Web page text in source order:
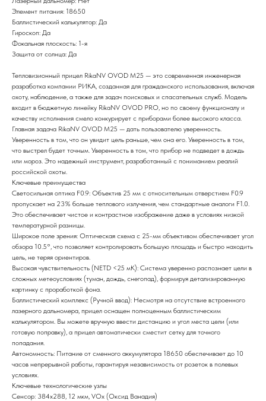
Элемент питания: 18650
Баллистический калькулятор: Да
Гироскоп: Да
Фокальная плоскость: 1-я
Защита от солнца: Да
Тепловизионный прицел RikaNV OVOD M25 — это современная инженерная
разработка компании РИКА, созданная для гражданского использования, включая
охоту, наблюдение, а также для задач поисковых и спасательных служб. Модель
входит в бюджетную линейку RikaNV OVOD PRO, но по своему функционалу и
качеству исполнения смело конкурирует с приборами более высокого класса.
Главная задача RikaNV OVOD M25 — дать пользователю уверенность.
Уверенность в том, что он увидит цель раньше, чем она его. Уверенность в том,
что выстрел будет точным. Уверенность в том, что прибор не подведет в дождь
или мороз. Это надежный инструмент, разработанный с пониманием реалий
российской охоты.
Ключевые преимущества
Светосильная оптика F0.9: Объектив 25 мм с относительным отверстием F0.9
пропускает на 23% больше теплового излучения, чем стандартные аналоги F1.0.
Это обеспечивает чистое и контрастное изображение даже в условиях низкой
температурной разницы.
Широкое поле зрения: Оптическая схема с 25-мм объективом обеспечивает угол
обзора 10.5°, что позволяет контролировать большую площадь и быстро находить
цель, не теряя ориентиров.
Высокая чувствительность (NETD <25 мК): Система уверенно распознает цели в
сложных метеоусловиях (туман, дождь, снегопад), формируя детализированную
картинку с проработкой фона.
Баллистический комплекс (Ручной ввод): Несмотря на отсутствие встроенного
лазерного дальномера, прицел оснащен полноценным баллистическим
калькулятором. Вы можете вручную ввести дистанцию и угол места цели (или
готовую поправку), а прицел автоматически сместит сетку для точного
попадания.
Автономность: Питание от сменного аккумулятора 18650 обеспечивает до 10
часов непрерывной работы, гарантируя независимость от розеток в полевых
условиях.
Ключевые технологические узлы
Сенсор: 384x288, 12 мкм, VOx (Оксид Ванадия)